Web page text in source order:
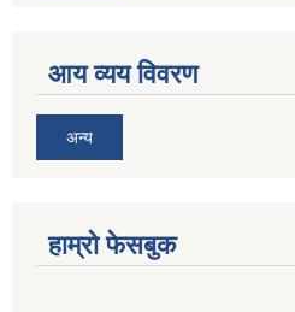
आय व्यय विवरण
अन्य
हाम्रो फेसबुक